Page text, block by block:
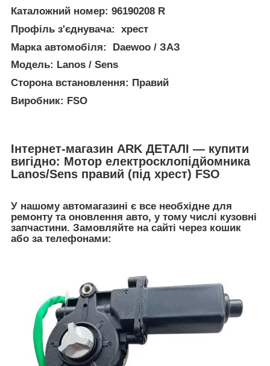
Каталожний номер: 96190208 R
Профіль з'єднувача: хрест
Марка автомобіля: Daewoo / ЗАЗ
Модель: Lanos / Sens
Сторона встановлення: Правий
Виробник: FSO
Інтернет-магазин ARK ДЕТАЛІ — купити
вигідно: Мотор електросклопідйомника
Lanos/Sens правий (під хрест) FSO
У нашому автомагазині є все необхідне для
ремонту та оновлення авто, у тому числі кузовні
запчастини. Замовляйте на сайті через кошик
або за телефонами: